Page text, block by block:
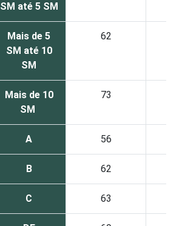
SM até 5 SM
Mais de 5
SM até 10
SM
62
Mais de 10
SM
73
A 56
B 62
C 63